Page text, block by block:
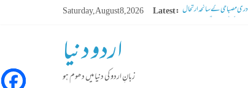
Saturday, August 8, 2026 Latest: ڈیجیٹل دور کا گمشدہ نوجوان
اردو دنیا
زبانِ اردو کی دنیا میں دھوم ہو